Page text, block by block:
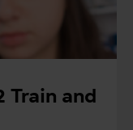
and